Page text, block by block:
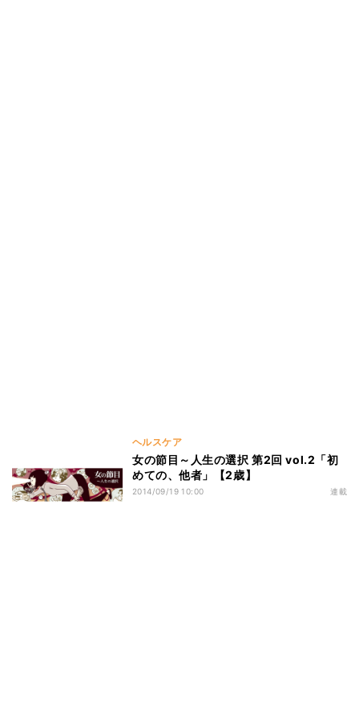
ヘルスケア
女の節目～人生の選択 第2回 vol.2「初
めての、他者」【2歳】
2014/09/19 10:00 連載